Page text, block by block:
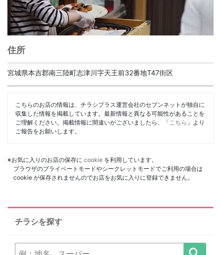
住所
宮城県本吉郡南三陸町志津川字天王前32番地T47街区
こちらのお店の情報は、チラシプラス運営会社のセブンネットが独自に
収集した情報を掲載しています。最新情報と異なる可能性があることを
ご理解ください。掲載情報に間違いがございましたら、「 こちら 」より
ご報告をお願いします。
※お気に入りのお店の保存に cookie を利用しています。
ブラウザのプライベートモードやシークレットモードでご利用の場合は
cookie が保存されませんのでお店をお気に入りに登録できません。
チラシを探す